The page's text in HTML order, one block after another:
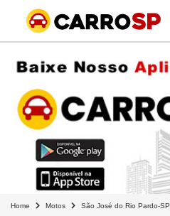
Home Motos São José do Rio Pardo-SP